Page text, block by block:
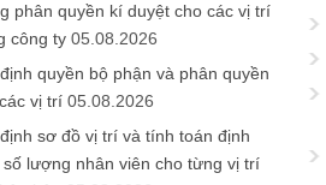
phân quyền kí duyệt cho các vị trí
công ty 05.08.2026
quyền bộ phận và phân quyền
vị trí 05.08.2026
sơ đồ vị trí và tính toán định
số lượng nhân viên cho từng vị trí